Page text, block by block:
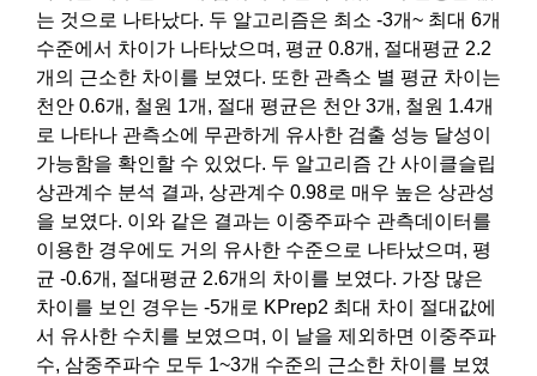
는 것으로 나타났다. 두 알고리즘은 최소 -3개~ 최대 6개
수준에서 차이가 나타났으며, 평균 0.8개, 절대평균 2.2
개의 근소한 차이를 보였다. 또한 관측소 별 평균 차이는
천안 0.6개, 철원 1개, 절대 평균은 천안 3개, 철원 1.4개
로 나타나 관측소에 무관하게 유사한 검출 성능 달성이
가능함을 확인할 수 있었다. 두 알고리즘 간 사이클슬립
상관계수 분석 결과, 상관계수 0.98로 매우 높은 상관성
을 보였다. 이와 같은 결과는 이중주파수 관측데이터를
이용한 경우에도 거의 유사한 수준으로 나타났으며, 평
균 -0.6개, 절대평균 2.6개의 차이를 보였다. 가장 많은
차이를 보인 경우는 -5개로 KPrep2 최대 차이 절대값에
서 유사한 수치를 보였으며, 이 날을 제외하면 이중주파
수, 삼중주파수 모두 1~3개 수준의 근소한 차이를 보였